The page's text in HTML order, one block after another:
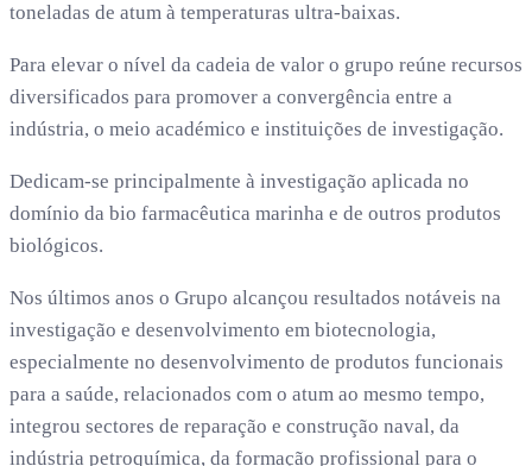
toneladas de atum à temperaturas ultra-baixas.
Para elevar o nível da cadeia de valor o grupo reúne recursos
diversificados para promover a convergência entre a
indústria, o meio académico e instituições de investigação.
Dedicam-se principalmente à investigação aplicada no
domínio da bio farmacêutica marinha e de outros produtos
biológicos.
Nos últimos anos o Grupo alcançou resultados notáveis na
investigação e desenvolvimento em biotecnologia,
especialmente no desenvolvimento de produtos funcionais
para a saúde, relacionados com o atum ao mesmo tempo,
integrou sectores de reparação e construção naval, da
indústria petroquímica, da formação profissional para o